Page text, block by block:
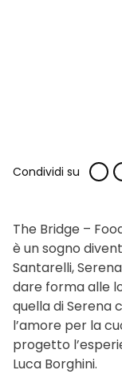
Condividi su
The Bridge –
è un sogno
Santarelli,
dare forma alle
quella di Serena
l’amore per la
progetto
Luca Borghini.